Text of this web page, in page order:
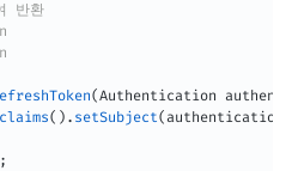
반환
(Authentication
claims( ) . setSubject(authentication
;